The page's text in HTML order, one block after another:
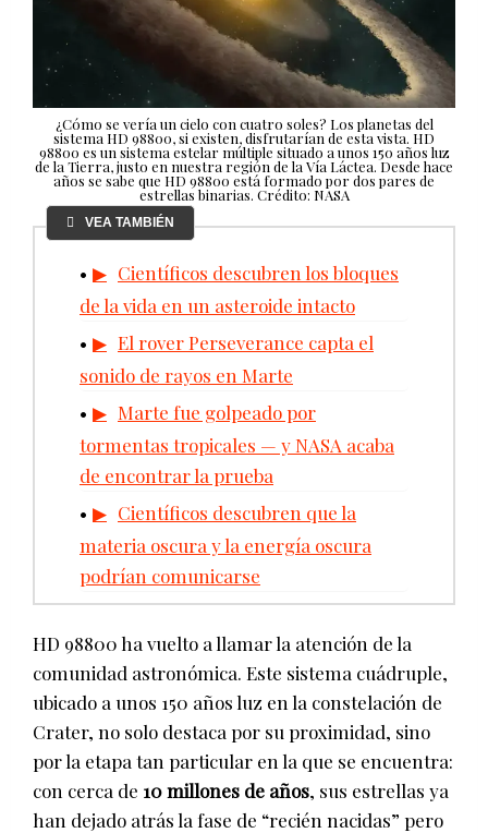
¿Cómo se vería un cielo con cuatro soles? Los planetas del
sistema HD 98800, si existen, disfrutarían de esta vista. HD
98800 es un sistema estelar múltiple situado a unos 150 años luz
de la Tierra, justo en nuestra región de la Vía Láctea. Desde hace
años se sabe que HD 98800 está formado por dos pares de
estrellas binarias. Crédito: NASA
VEA TAMBIÉN
Científicos descubren los bloques
de la vida en un asteroide intacto
El rover Perseverance capta el
sonido de rayos en Marte
Marte fue golpeado por
tormentas tropicales — y NASA acaba
de encontrar la prueba
Científicos descubren que la
materia oscura y la energía oscura
podrían comunicarse
HD 98800 ha vuelto a llamar la atención de la
comunidad astronómica. Este sistema cuádruple,
ubicado a unos 150 años luz en la constelación de
Crater, no solo destaca por su proximidad, sino
por la etapa tan particular en la que se encuentra:
con cerca de 10 millones de años, sus estrellas ya
han dejado atrás la fase de “recién nacidas” pero